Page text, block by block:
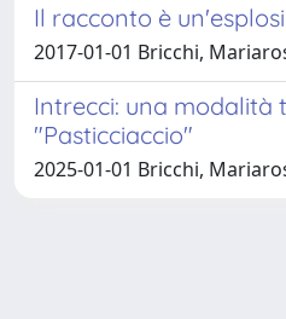
Il racconto è
2017-01-01 Bricchi,
Intrecci: una modalità
"Pasticciaccio"
2025-01-01 Bricchi,